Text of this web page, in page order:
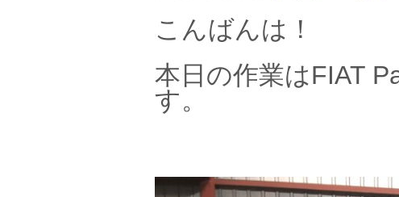
こんばんは！
本日の作業はFIAT
す。